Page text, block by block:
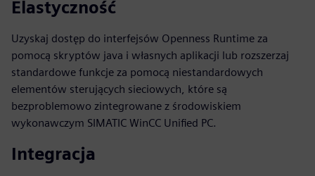
Elastyczność
Uzyskaj dostęp do interfejsów Openness Runtime za
pomocą skryptów java i własnych aplikacji lub rozszerzaj
standardowe funkcje za pomocą niestandardowych
elementów sterujących sieciowych, które są
bezproblemowo zintegrowane z środowiskiem
wykonawczym SIMATIC WinCC Unified PC.
Integracja